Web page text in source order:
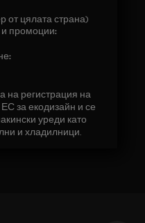
от цялата страна)
промоции:
на регистрация на
за екодизайн и се
уреди като
и хладилници.